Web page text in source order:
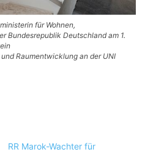
für Wohnen,
Bundesrepublik Deutschland am 1.
Raumentwicklung an der UNI
RR Marok-Wachter für